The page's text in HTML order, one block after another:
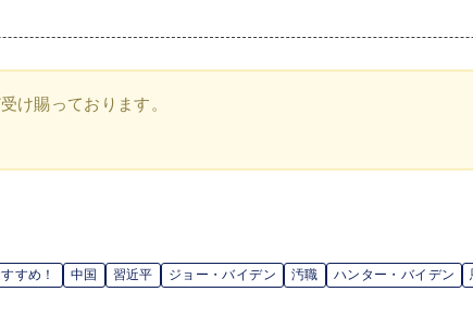
け賜っております。
すめ！ 中国 習近平 ジョー・バイデン 汚職 ハンター・バイデン